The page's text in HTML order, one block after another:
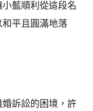
藍順利從這段名
平且圓滿地落
訴訟的困境，許